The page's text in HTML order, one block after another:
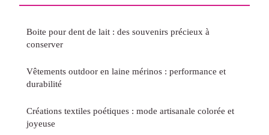
Boite pour dent de lait : des souvenirs précieux à
conserver
Vêtements outdoor en laine mérinos : performance et
durabilité
Créations textiles poétiques : mode artisanale colorée et
joyeuse